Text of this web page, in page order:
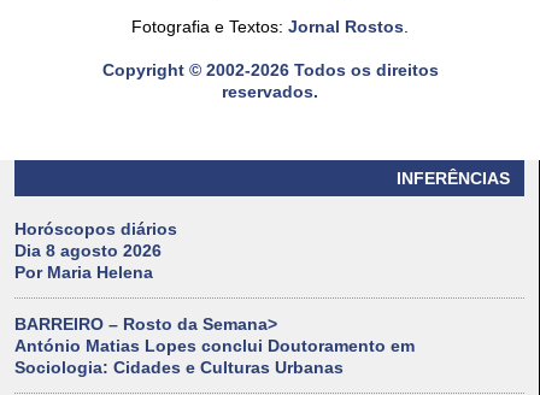
INFERÊNCIAS
Horóscopos diários
Dia 8 agosto 2026
Por Maria Helena
BARREIRO – Rosto da Semana>
António Matias Lopes conclui Doutoramento em
Sociologia: Cidades e Culturas Urbanas
Fotografia e Textos: Jornal Rostos.
Copyright © 2002-2026 Todos os direitos
reservados.